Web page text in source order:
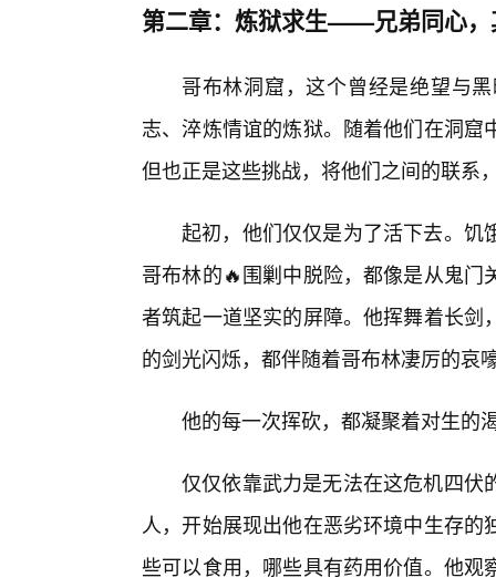
第二章：炼狱求生——兄弟同心，
哥布林洞窟，这个曾经是绝望与
志、淬炼情谊的炼狱。随着他们在洞
但也正是这些挑战，将他们之间的联系
起初，他们仅仅是为了活下去。饥
哥布林的🔥围剿中脱险，都像是从鬼
者筑起一道坚实的屏障。他挥舞着长
的剑光闪烁，都伴随着哥布林凄厉的哀
他的每一次挥砍，都凝聚着对生的
仅仅依靠武力是无法在这危机四伏
人，开始展现出他在恶劣环境中生存
些可以食用，哪些具有药用价值。他